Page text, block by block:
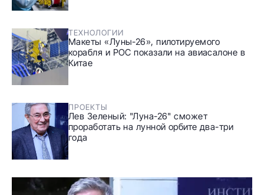
ТЕХНОЛОГИИ
Макеты «Луны-26», пилотируемого
корабля и РОС показали на авиасалоне в
Китае
ПРОЕКТЫ
Лев Зеленый: "Луна-26" сможет
проработать на лунной орбите два-три
года